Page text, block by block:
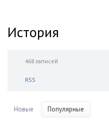
История
468 записей
RSS
Новые Популярные